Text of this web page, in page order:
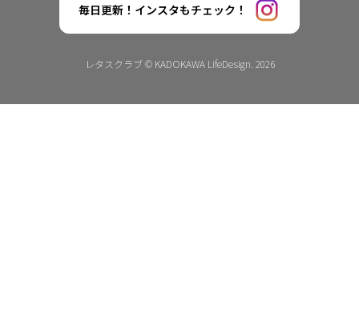
毎日更新！インスタもチェック！
レタスクラブ © KADOKAWA LifeDesign. 2026